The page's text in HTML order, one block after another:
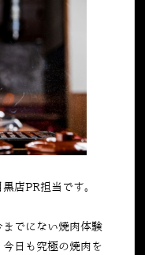
店PR担当です。
でにない焼肉体験
日も究極の焼肉を